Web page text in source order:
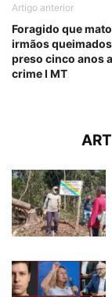
Artigo anterior
Foragido que
irmãos queimados
preso cinco anos
crime I MT